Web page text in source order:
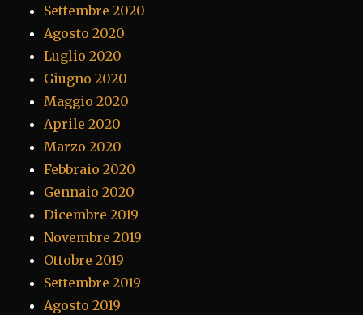
Settembre 2020
Agosto 2020
Luglio 2020
Giugno 2020
Maggio 2020
Aprile 2020
Marzo 2020
Febbraio 2020
Gennaio 2020
Dicembre 2019
Novembre 2019
Ottobre 2019
Settembre 2019
Agosto 2019